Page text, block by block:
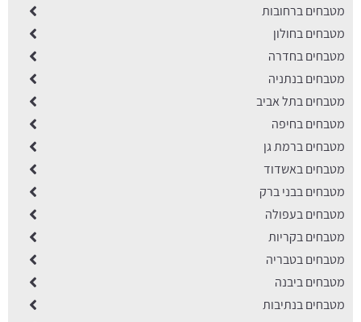
מטבחים ברחובות
מטבחים בחולון
מטבחים בחדרה
מטבחים בנתניה
מטבחים בתל אביב
מטבחים בחיפה
מטבחים ברמת גן
מטבחים באשדוד
מטבחים בבני ברק
מטבחים בעפולה
מטבחים בקריות
מטבחים בטבריה
מטבחים ביבנה
מטבחים בנתיבות